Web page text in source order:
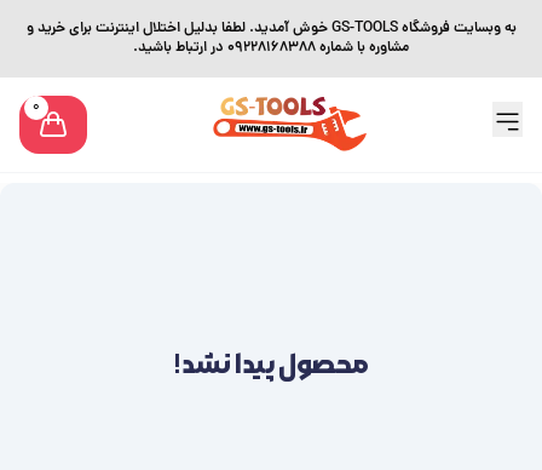
به وبسایت فروشگاه GS-TOOLS خوش آمدید. لطفا بدلیل اختلال اینترنت برای خرید و
مشاوره با شماره 09228168388 در ارتباط باشید.
0
محصول پیدا نشد!